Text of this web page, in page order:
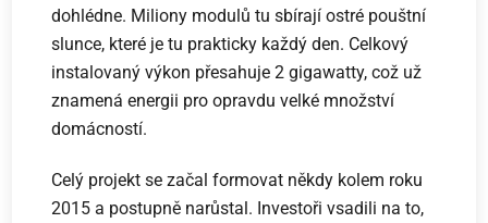
dohlédne. Miliony modulů tu sbírají ostré pouštní
slunce, které je tu prakticky každý den. Celkový
instalovaný výkon přesahuje 2 gigawatty, což už
znamená energii pro opravdu velké množství
domácností.
Celý projekt se začal formovat někdy kolem roku
2015 a postupně narůstal. Investoři vsadili na to,